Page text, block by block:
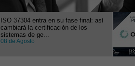
ISO 37304 entra en su fase final: así
cambiará la certificación de los
sistemas de ge...
08 de Agosto